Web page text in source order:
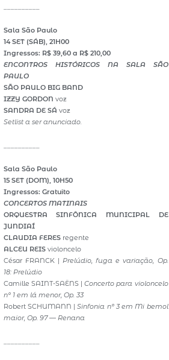
Sala São Paulo
14 SET (SÁB), 21H00
Ingressos: R$ 39,60 a R$ 210,00
ENCONTROS HISTÓRICOS NA SALA SÃO
PAULO
SÃO PAULO BIG BAND
IZZY GORDON voz
SANDRA DE SÁ voz
Setlist a ser anunciado.
Sala São Paulo
15 SET (DOM), 10H50
Ingressos: Gratuito
CONCERTOS MATINAIS
ORQUESTRA SINFÔNICA MUNICIPAL DE
JUNDIAÍ
CLAUDIA FERESregente
ALCEU REISvioloncelo
César FRANCK |Prelúdio, fuga e variação, Op.
18: Prelúdio
Camille SAINT-SAËNS |Concerto para violoncelo
nº 1 em lá menor, Op. 33
Robert SCHUMANN |Sinfonia nº 3 em Mi bemol
maior, Op. 97—Renana